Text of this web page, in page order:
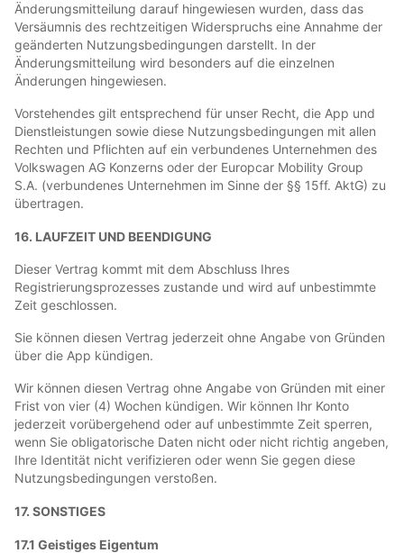
Änderungsmitteilung darauf hingewiesen wurden, dass das
Versäumnis des rechtzeitigen Widerspruchs eine Annahme der
geänderten Nutzungsbedingungen darstellt. In der
Änderungsmitteilung wird besonders auf die einzelnen
Änderungen hingewiesen.
Vorstehendes gilt entsprechend für unser Recht, die App und
Dienstleistungen sowie diese Nutzungsbedingungen mit allen
Rechten und Pflichten auf ein verbundenes Unternehmen des
Volkswagen AG Konzerns oder der Europcar Mobility Group
S.A. (verbundenes Unternehmen im Sinne der §§ 15ff. AktG) zu
übertragen.
16. LAUFZEIT UND BEENDIGUNG
Dieser Vertrag kommt mit dem Abschluss Ihres
Registrierungsprozesses zustande und wird auf unbestimmte
Zeit geschlossen.
Sie können diesen Vertrag jederzeit ohne Angabe von Gründen
über die App kündigen.
Wir können diesen Vertrag ohne Angabe von Gründen mit einer
Frist von vier (4) Wochen kündigen. Wir können Ihr Konto
jederzeit vorübergehend oder auf unbestimmte Zeit sperren,
wenn Sie obligatorische Daten nicht oder nicht richtig angeben,
Ihre Identität nicht verifizieren oder wenn Sie gegen diese
Nutzungsbedingungen verstoßen.
17. SONSTIGES
17.1 Geistiges Eigentum